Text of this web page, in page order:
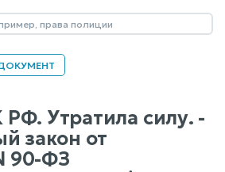
РФ. Утратила силу. -
закон от
90-ФЗ